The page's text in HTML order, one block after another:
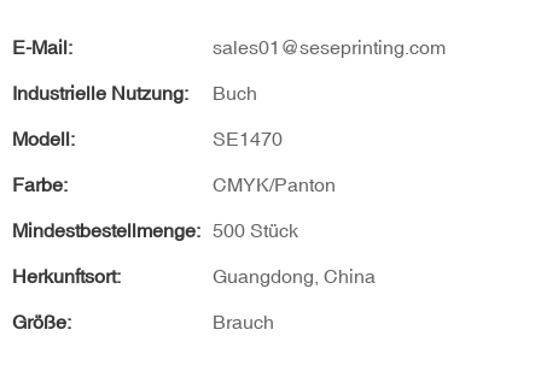
E-Mail: sales01@seseprinting.com
Industrielle Nutzung: Buch
Modell: SE1470
Farbe: CMYK/Panton
Mindestbestellmenge: 500 Stück
Herkunftsort: Guangdong, China
Größe: Brauch